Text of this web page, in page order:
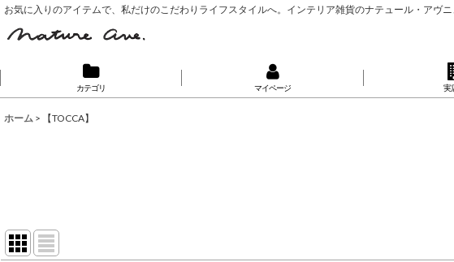
お気に入りのアイテムで、私だけのこだわりライフスタイルへ。インテリア雑貨のナテュール・アヴニ
カテゴリ マイページ 実
ホーム > 【TOCCA】